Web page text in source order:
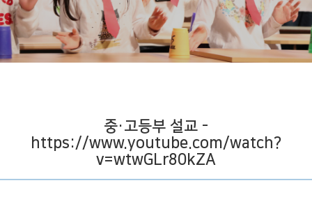
중·고등부 설교 -
https://www.youtube.com/watch?
v=wtwGLr80kZA